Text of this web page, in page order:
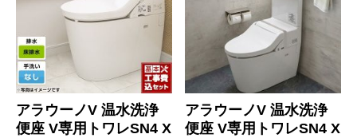
アラウーノV 温水洗浄
便座 V専用トワレSN4 X
アラウーノV 温水洗浄
便座 V専用トワレSN4 X